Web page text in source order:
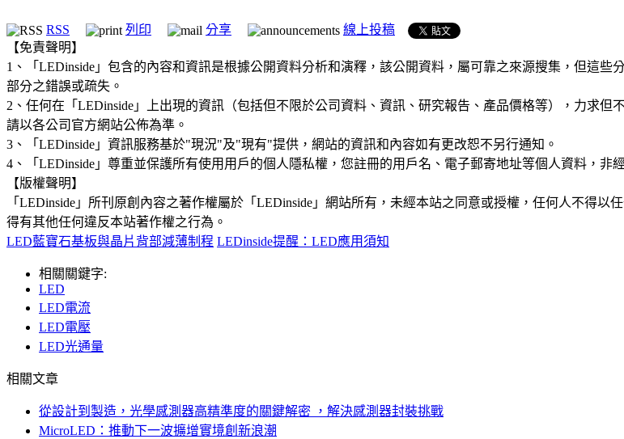
RSS 列印 分享
線上投稿
【免責聲明】
1、「LEDinside」包含的內容和資訊是根據公開資料分析和演釋，該公開資料，屬可靠之來源搜集，但這
部分之錯誤或疏失。
2、任何在「LEDinside」上出現的資訊（包括但不限於公司資料、資訊、研究報告、產品價格等），力求
請以各公司官方網站公佈為準。
3、「LEDinside」資訊服務基於"現況"及"現有"提供，網站的資訊和內容如有更改恕不另行通知。
4、「LEDinside」尊重並保護所有使用用戶的個人隱私權，您註冊的用戶名、電子郵寄地址等個人資料，
【版權聲明】
「LEDinside」所刊原創內容之著作權屬於「LEDinside」網站所有，未經本站之同意或授權，任何人不得
得有其他任何違反本站著作權之行為。
LED藍寶石基板與晶片背部減薄制程 LEDinside提醒：LED應用須知
相關關鍵字:
LED
LED電流
LED電壓
LED光通量
相關文章
從設計到製造，光學感測器高精準度的關鍵解密 ，解決感測器封裝挑戰
MicroLED：推動下一波擴增實境創新浪潮